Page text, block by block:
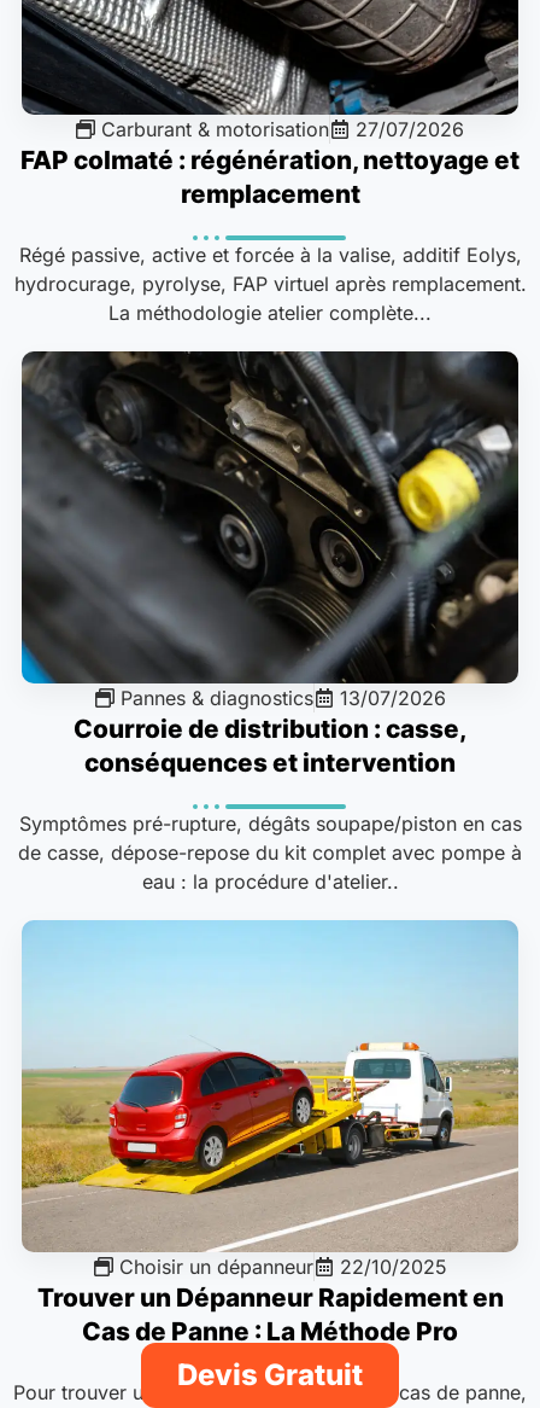
Carburant & motorisation 27/07/2026
FAP colmaté : régénération, nettoyage et
remplacement
Régé passive, active et forcée à la valise, additif Eolys,
hydrocurage, pyrolyse, FAP virtuel après remplacement.
La méthodologie atelier complète...
Pannes & diagnostics 13/07/2026
Courroie de distribution : casse,
conséquences et intervention
Symptômes pré-rupture, dégâts soupape/piston en cas
de casse, dépose-repose du kit complet avec pompe à
eau : la procédure d'atelier..
Choisir un dépanneur 22/10/2025
Trouver un Dépanneur Rapidement en
Cas de Panne : La Méthode Pro
Pour trouver un dépanneur rapidement en cas de panne,
Devis Gratuit